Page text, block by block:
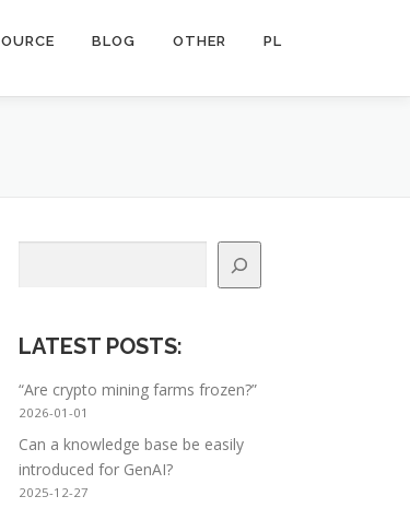
BLOG OTHER PL
LATEST POSTS:
“Are crypto mining farms frozen?”
2026-01-01
Can a knowledge base be easily
introduced for GenAI?
2025-12-27